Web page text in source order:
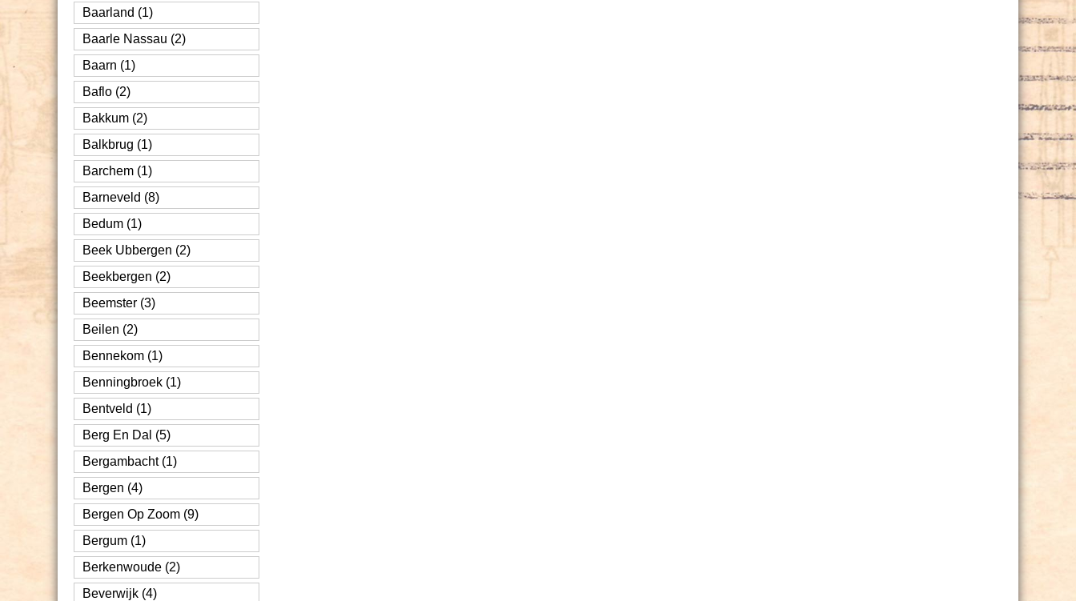
Baarland (1)
Baarle Nassau (2)
Baarn (1)
Baflo (2)
Bakkum (2)
Balkbrug (1)
Barchem (1)
Barneveld (8)
Bedum (1)
Beek Ubbergen (2)
Beekbergen (2)
Beemster (3)
Beilen (2)
Bennekom (1)
Benningbroek (1)
Bentveld (1)
Berg En Dal (5)
Bergambacht (1)
Bergen (4)
Bergen Op Zoom (9)
Bergum (1)
Berkenwoude (2)
Beverwijk (4)